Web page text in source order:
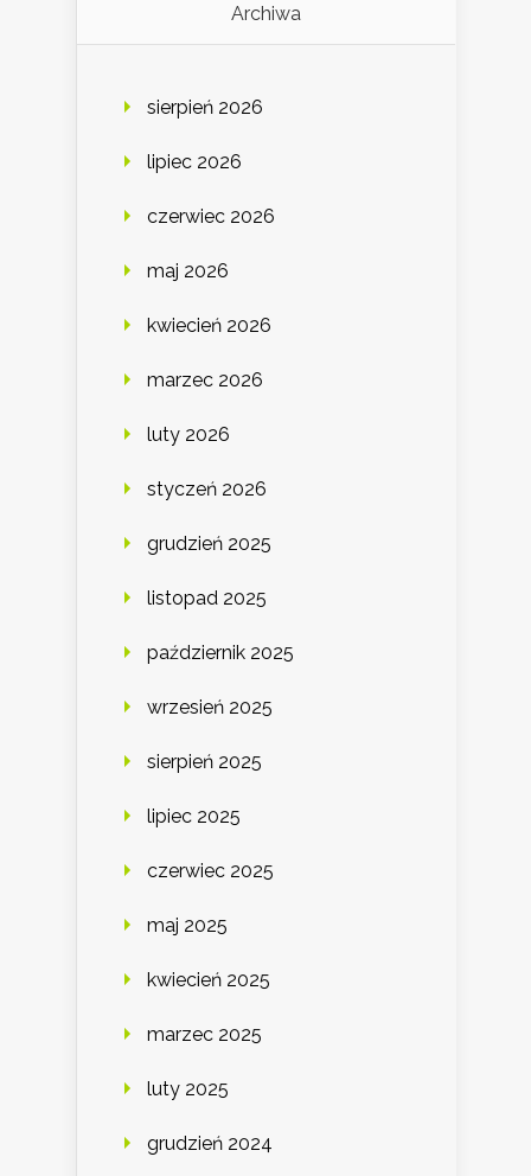
Archiwa
sierpień 2026
lipiec 2026
czerwiec 2026
maj 2026
kwiecień 2026
marzec 2026
luty 2026
styczeń 2026
grudzień 2025
listopad 2025
październik 2025
wrzesień 2025
sierpień 2025
lipiec 2025
czerwiec 2025
maj 2025
kwiecień 2025
marzec 2025
luty 2025
grudzień 2024